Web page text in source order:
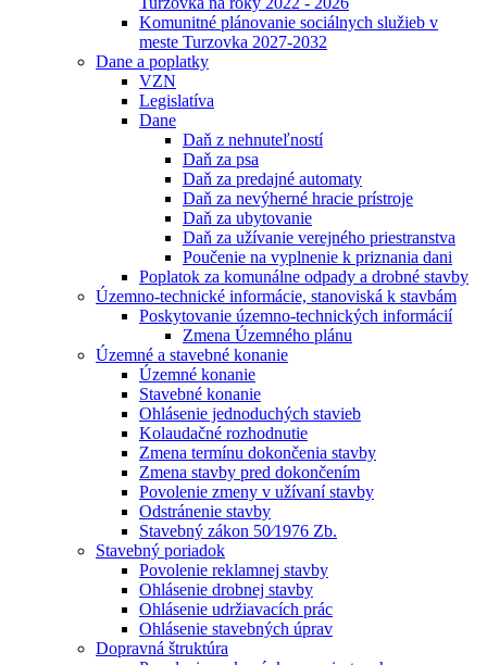
Komunitné plánovanie sociálnych služieb v
meste Turzovka 2027-2032
Dane a poplatky
VZN
Legislatíva
Dane
Daň z nehnuteľností
Daň za psa
Daň za predajné automaty
Daň za nevýherné hracie prístroje
Daň za ubytovanie
Daň za užívanie verejného priestranstva
Poučenie na vyplnenie k priznania dani
Poplatok za komunálne odpady a drobné stavby
Územno-technické informácie, stanoviská k stavbám
Poskytovanie územno-technických informácií
Zmena Územného plánu
Územné a stavebné konanie
Územné konanie
Stavebné konanie
Ohlásenie jednoduchých stavieb
Kolaudačné rozhodnutie
Zmena termínu dokončenia stavby
Zmena stavby pred dokončením
Povolenie zmeny v užívaní stavby
Odstránenie stavby
Stavebný zákon 50⁄1976 Zb.
Stavebný poriadok
Povolenie reklamnej stavby
Ohlásenie drobnej stavby
Ohlásenie udržiavacích prác
Ohlásenie stavebných úprav
Dopravná štruktúra